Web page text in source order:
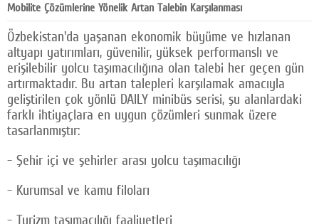
Mobilite Çözümlerine Yönelik Artan Talebin Karşılanması
Özbekistan'da yaşanan ekonomik büyüme ve hızlanan
altyapı yatırımları, güvenilir, yüksek performanslı ve
erişilebilir yolcu taşımacılığına olan talebi her geçen gün
artırmaktadır. Bu artan talepleri karşılamak amacıyla
geliştirilen çok yönlü DAILY minibüs serisi, şu alanlardaki
farklı ihtiyaçlara en uygun çözümleri sunmak üzere
tasarlanmıştır:
- Şehir içi ve şehirler arası yolcu taşımacılığı
- Kurumsal ve kamu filoları
- Turizm taşımacılığı faaliyetleri